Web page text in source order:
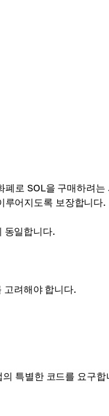
폐로 SOL을 구매하려는
루어지도록 보장합니다.
동일합니다.
고려해야 합니다.
특별한 코드를 요구합